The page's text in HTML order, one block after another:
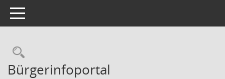
Toggle navigation
Rechercheauswahl
Bürgerinfoportal